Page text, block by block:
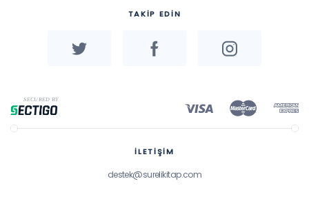
TAKİP EDİN
İLETİŞİM
destek@surelikitap.com